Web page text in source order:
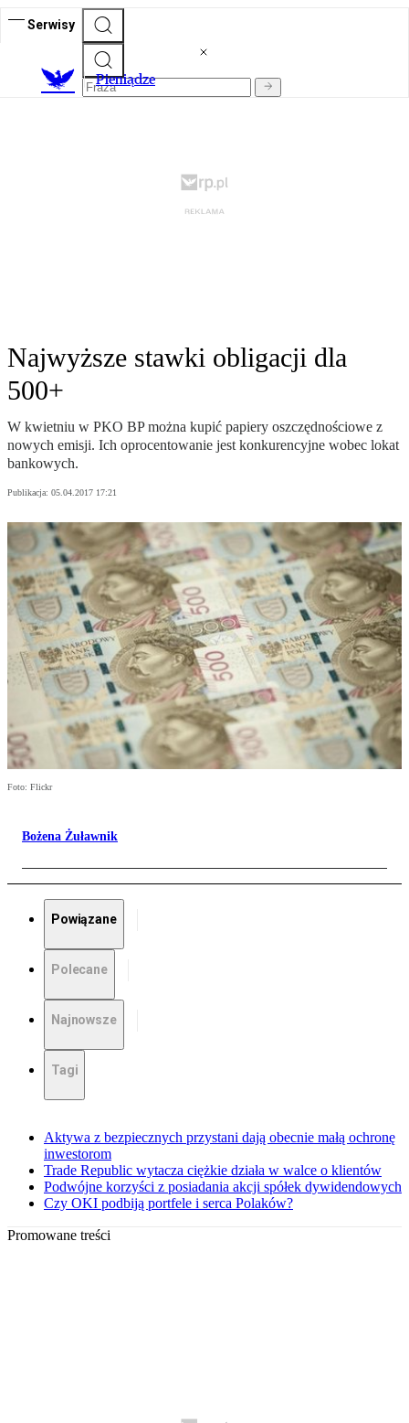
Serwisy
Pieniądze
Najwyższe stawki obligacji dla
500+
W kwietniu w PKO BP można kupić papiery oszczędnościowe z
nowych emisji. Ich oprocentowanie jest konkurencyjne wobec lokat
bankowych.
Publikacja: 05.04.2017 17:21
Foto: Flickr
Bożena Żuławnik
Powiązane
Polecane
Najnowsze
Tagi
Aktywa z bezpiecznych przystani dają obecnie małą ochronę
inwestorom
Trade Republic wytacza ciężkie działa w walce o klientów
Podwójne korzyści z posiadania akcji spółek dywidendowych
Czy OKI podbiją portfele i serca Polaków?
Promowane treści